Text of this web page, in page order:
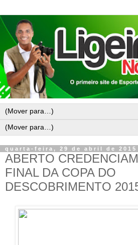
quarta-feira, 29 de abril de 2015
ABERTO
FINAL DA COPA DO
DESCOBRIMENTO